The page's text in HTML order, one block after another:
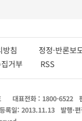
리방침 정정·반론보
거부 RSS
대표전화 : 1800-6522
등록일: 2013.11.13 발행·